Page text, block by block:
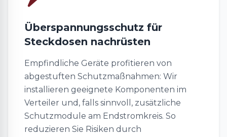
Überspannungsschutz für
Steckdosen nachrüsten
Empfindliche Geräte profitieren von
abgestuften Schutzmaßnahmen: Wir
installieren geeignete Komponenten im
Verteiler und, falls sinnvoll, zusätzliche
Schutzmodule am Endstromkreis. So
reduzieren Sie Risiken durch